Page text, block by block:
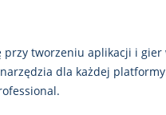
tworzeniu aplikacji i gier
dla każdej